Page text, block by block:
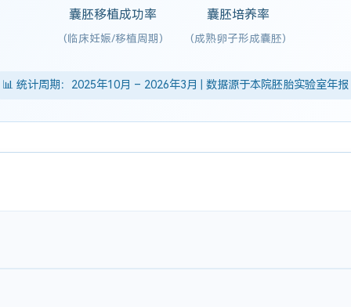
囊胚移植成功率
(临床妊娠/移植周期)
囊胚培养率
(成熟卵子形成囊胚)
📊 统计周期：2025年10月 – 2026年3月 | 数据源于本院胚胎实验室年报